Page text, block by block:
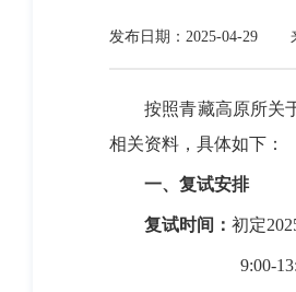
发布日期：2025-04-29
按照青藏高原所关于
相关资料，具体如下：
一、 复试安排
复试时间： 初定
9:00-13:00（青海